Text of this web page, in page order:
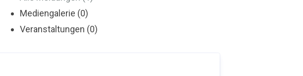
Mediengalerie (0)
Veranstaltungen (0)